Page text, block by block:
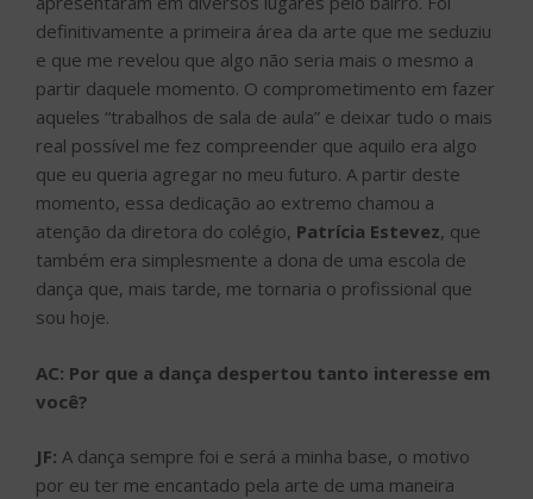
definitivamente a primeira área da arte que me seduziu
e que me revelou que algo não seria mais o mesmo a
partir daquele momento. O comprometimento em fazer
aqueles “trabalhos de sala de aula” e deixar tudo o mais
real possível me fez compreender que aquilo era algo
que eu queria agregar no meu futuro. A partir deste
momento, essa dedicação ao extremo chamou a
atenção da diretora do colégio, Patrícia Estevez, que
também era simplesmente a dona de uma escola de
dança que, mais tarde, me tornaria o profissional que
sou hoje.
AC: Por que a dança despertou tanto interesse em
você?
JF: A dança sempre foi e será a minha base, o motivo
por eu ter me encantado pela arte de uma maneira